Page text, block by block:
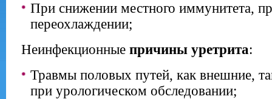
При снижении местного иммунитета,
переохлаждении;
Неинфекционные причины уретрита:
Травмы половых путей, как внешние,
при урологическом обследовании;